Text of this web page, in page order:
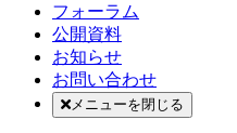
フォーラム
公開資料
お知らせ
お問い合わせ
メニューを閉じる